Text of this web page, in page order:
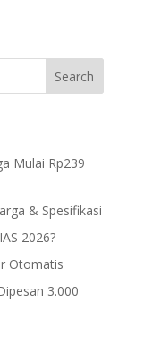
Search
Mulai Rp239
& Spesifikasi
2026?
Otomatis
3.000